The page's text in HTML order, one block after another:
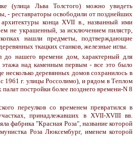
(улица Льва Толстого) можно увидеть
- реставраторы освободили от позднейших
архитектуры конца XVII в., названный ими
не украшенный, за исключением пилястр,
нашли предметы, подтверждающие
ткацких станков, железные иглы.
нашего времени дом, характерный для
над каменным первым - все это было
деревянных домов сохранилось в
1961 г. улицы Россолимо), и рядом в Теплом
постройки более позднего времени-N 8
переулков со временем превратился в
принадлежавших в XVII-XVIII вв.
фабрика "Красная Роза", название которой
Роза Люксембург, именем которой